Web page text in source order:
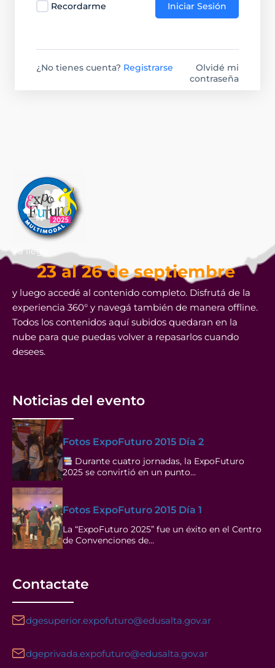
Recordarme Iniciar Sesión
¿No tienes cuenta? Registrarse
Olvidé mi
contraseña
Ya llega
23 al 26 de septiembre
y luego accedé al contenido completo. Disfrutá de la
experiencia 360° y navegá también de manera offline.
Todos los contenidos aquí subidos quedaran en la
nube para que puedas volver a repasarlos cuando
desees.
Noticias del evento
Fotos ExpoFuturo 2015 Día 2
Durante cuatro jornadas, la ExpoFuturo
2025 se convirtió en un punto…
Fotos ExpoFuturo 2015 Día 1
La “ExpoFuturo 2025” fue un éxito en el Centro
de Convenciones de…
Contactate
dgesuperior.expofuturo@edusalta.gov.ar
dgeprivada.expofuturo@edusalta.gov.ar